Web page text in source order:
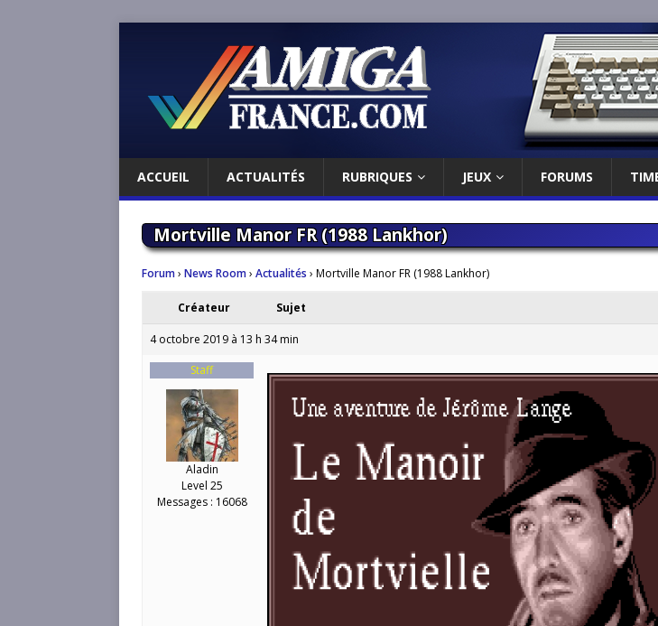
ACCUEIL ACTUALITÉS RUBRIQUES JEUX FORUMS
Mortville Manor FR (1988 Lankhor)
Forum› News Room› Actualités › Mortville Manor FR (1988 Lankhor)
Créateur Sujet
4 octobre 2019 à 13 h 34 min
Staff
Aladin
Level 25
Messages : 16068